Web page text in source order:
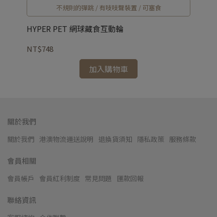
不規則的彈跳 / 有吱吱聲裝置 / 可塞食
HYPER PET 網球藏食互動輪
NT$748
加入購物車
關於我們
關於我們 港澳物流運送說明 退換貨須知 隱私政策 服務條款
會員相關
會員帳戶 會員紅利制度 常見問題 匯款回報
聯絡資訊